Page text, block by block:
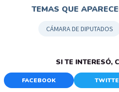
TEMAS QUE
CÁMARA DE DIPUTADOS
SI TE INTERESÓ,
FACEBOOK